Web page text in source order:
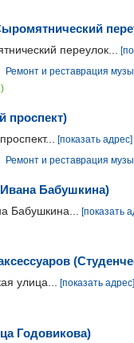
переулок...
Ремонт и реставрация
проспект)
[показать адрес]
Ремонт и реставрация
Бабушкина)
Бабушкина...
[показать
улица... [показать адрес]
Годовикова)